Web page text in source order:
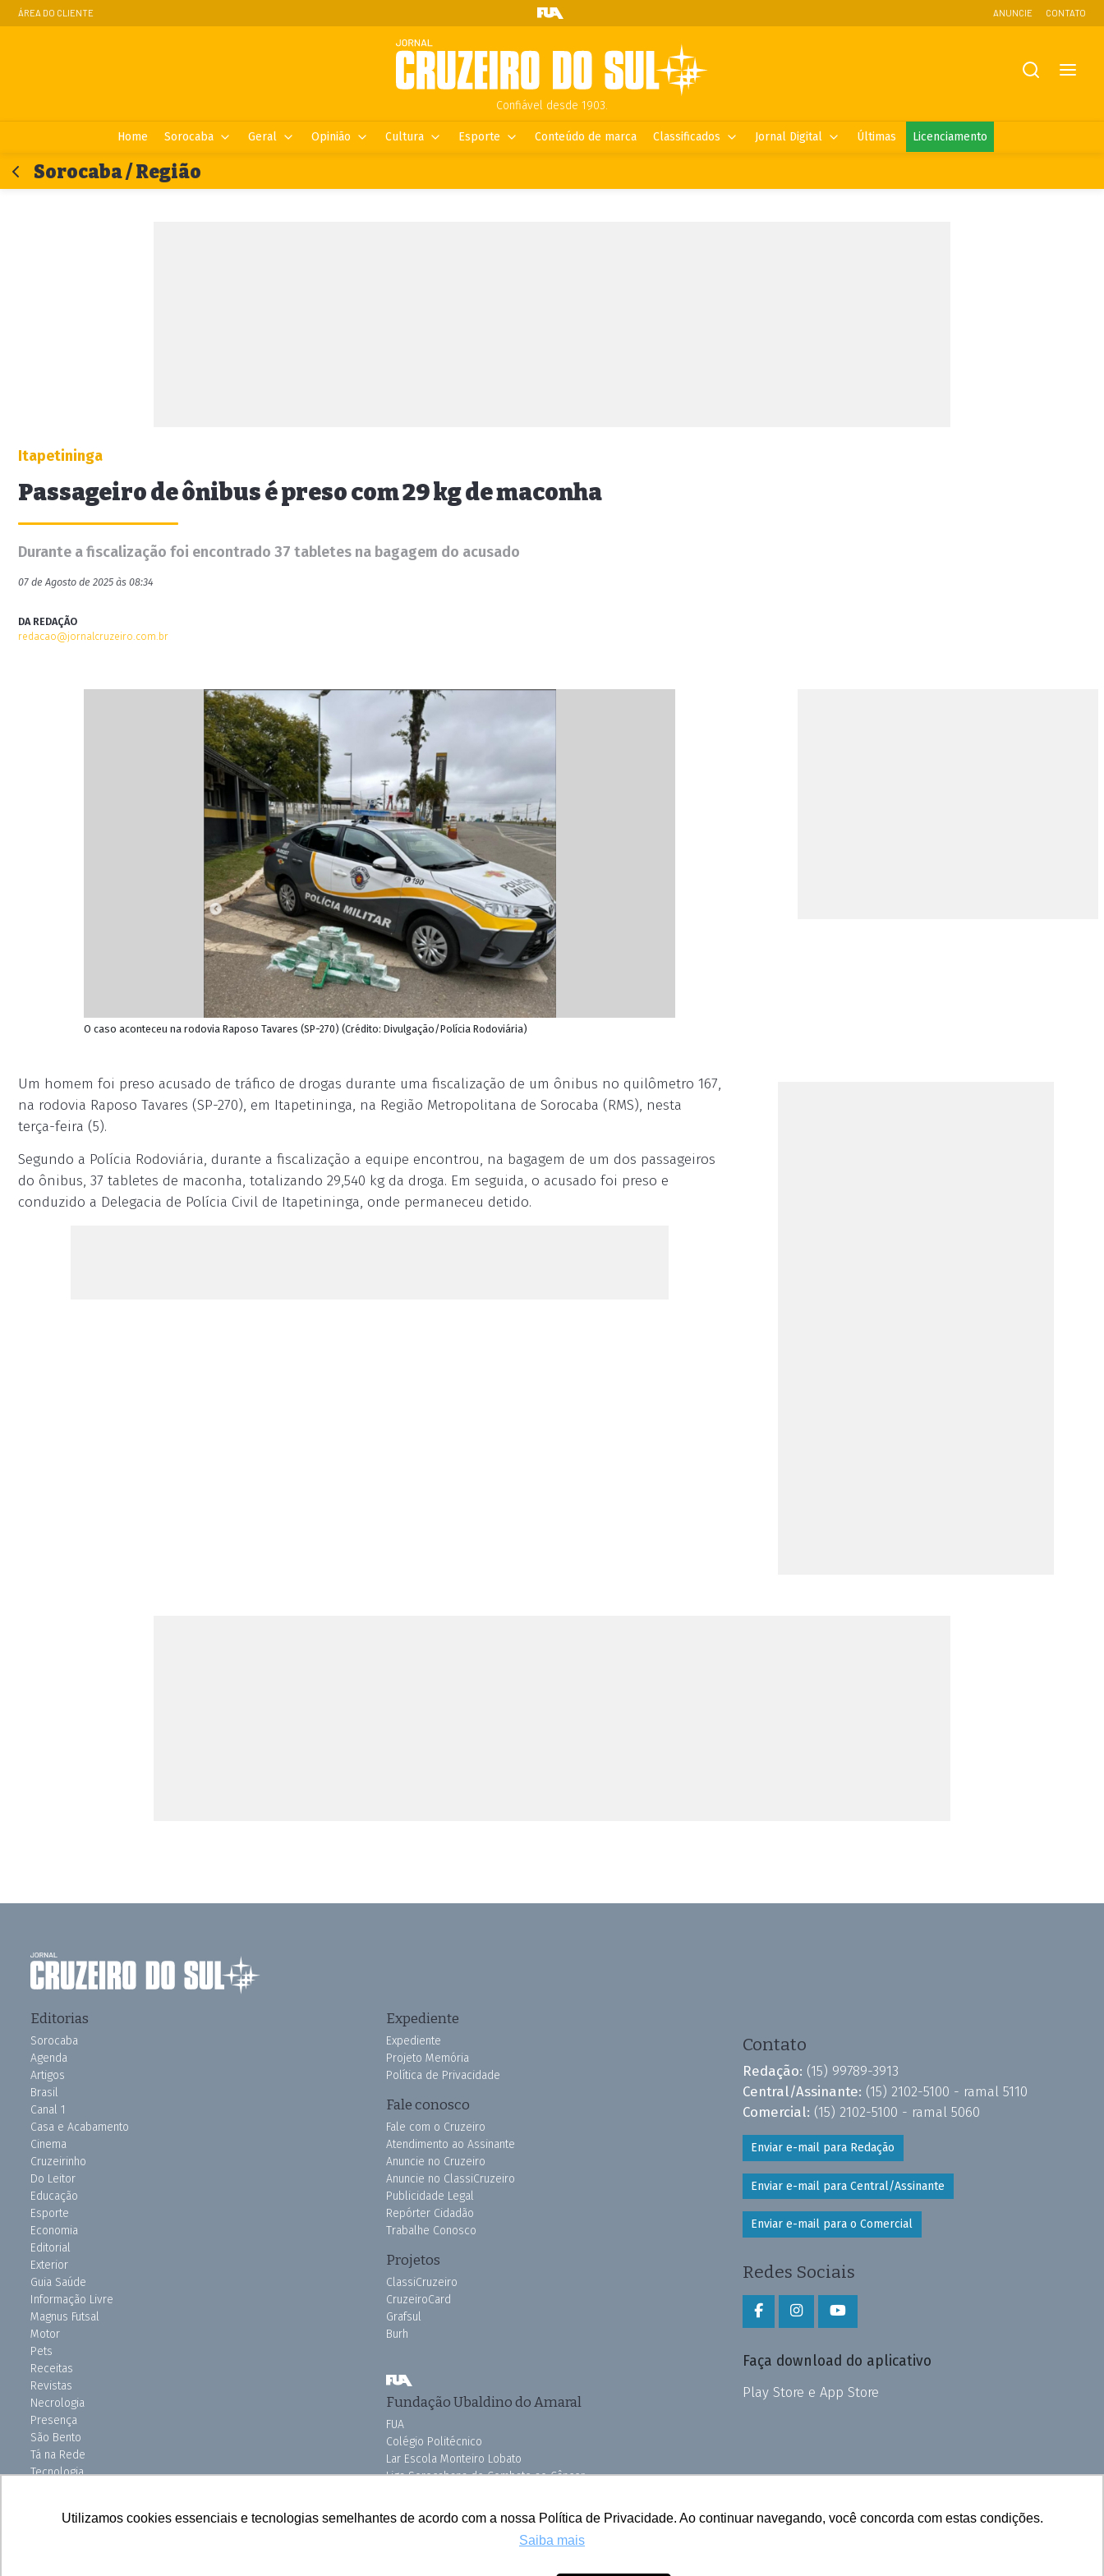
Utilizamos cookies essenciais e tecnologias semelhantes de acordo com a nossa Política de Privacidade. Ao continuar navegando, você concorda com estas condições.
Saiba mais
ÁREA DO CLIENTE ANUNCIE CONTATO
Confiável desde 1903.
Home Sorocaba Geral Opinião Cultura Esporte Conteúdo de marca Classificados Jornal Digital Últimas Licenciamento
Sorocaba / Região
Itapetininga
Passageiro de ônibus é preso com 29 kg de maconha
Durante a fiscalização foi encontrado 37 tabletes na bagagem do acusado
07 de Agosto de 2025 às 08:34
DA REDAÇÃO
redacao@jornalcruzeiro.com.br
O caso aconteceu na rodovia Raposo Tavares (SP-270) (Crédito: Divulgação/Polícia Rodoviária)
Um homem foi preso acusado de tráfico de drogas durante uma fiscalização de um ônibus no quilômetro 167,
na rodovia Raposo Tavares (SP-270), em Itapetininga, na Região Metropolitana de Sorocaba (RMS), nesta
terça-feira (5).
Segundo a Polícia Rodoviária, durante a fiscalização a equipe encontrou, na bagagem de um dos passageiros
do ônibus, 37 tabletes de maconha, totalizando 29,540 kg da droga. Em seguida, o acusado foi preso e
conduzido a Delegacia de Polícia Civil de Itapetininga, onde permaneceu detido.
Editorias
Sorocaba
Agenda
Artigos
Brasil
Canal 1
Casa e Acabamento
Cinema
Cruzeirinho
Do Leitor
Educação
Esporte
Economia
Editorial
Exterior
Guia Saúde
Informação Livre
Magnus Futsal
Motor
Pets
Receitas
Revistas
Necrologia
Presença
São Bento
Tá na Rede
Tecnologia
Expediente
Expediente
Projeto Memória
Política de Privacidade
Fale conosco
Fale com o Cruzeiro
Atendimento ao Assinante
Anuncie no Cruzeiro
Anuncie no ClassiCruzeiro
Publicidade Legal
Repórter Cidadão
Trabalhe Conosco
Projetos
ClassiCruzeiro
CruzeiroCard
Grafsul
Burh
Fundação Ubaldino do Amaral
FUA
Colégio Politécnico
Lar Escola Monteiro Lobato
Liga Sorocabana de Combate ao Câncer
Pink do Bem OSSEL
Contato
Redação: (15) 99789-3913
Central/Assinante: (15) 2102-5100 - ramal 5110
Comercial: (15) 2102-5100 - ramal 5060
Enviar e-mail para Redação
Enviar e-mail para Central/Assinante
Enviar e-mail para o Comercial
Redes Sociais
Faça download do aplicativo
Play Store e App Store